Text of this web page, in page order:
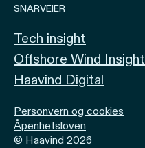
SNARVEIER
Tech insight
Offshore Wind Insight
Haavind Digital
Personvern og cookies
Åpenhetsloven
© Haavind 2026